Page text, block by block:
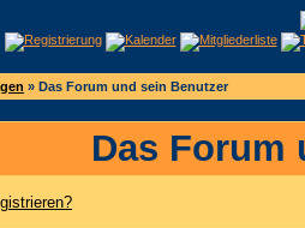
» Das Forum und sein Benutzer
Das Forum